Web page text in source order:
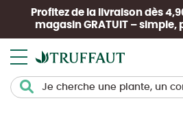
Profitez de la livraison dès
magasin GRATUIT – simple,